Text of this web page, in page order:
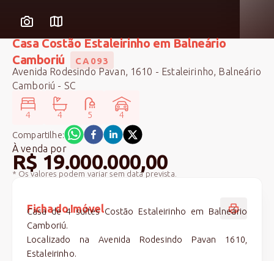
Casa Costão Estaleirinho em Balneário
Camboriú
CA093
Avenida Rodesindo Pavan, 1610 - Estaleirinho, Balneário
Camboriú - SC
4 4 5
4
Compartilhe:
À venda por
R$ 19.000.000,00
* Os valores podem variar sem data prevista.
Ficha do Imóvel
Casa de 4 suítes Costão Estaleirinho em Balneário
Camboriú.
Localizado na Avenida Rodesindo Pavan 1610,
Estaleirinho.